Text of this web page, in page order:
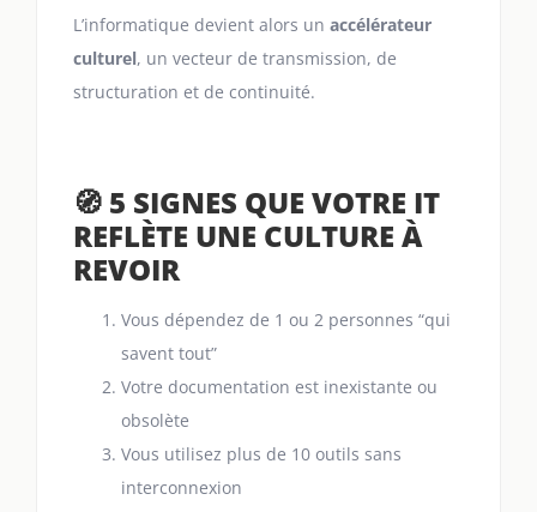
L’informatique devient alors un accélérateur
culturel, un vecteur de transmission, de
structuration et de continuité.
🧭 5 SIGNES QUE VOTRE IT
REFLÈTE UNE CULTURE À
REVOIR
Vous dépendez de 1 ou 2 personnes “qui
savent tout”
Votre documentation est inexistante ou
obsolète
Vous utilisez plus de 10 outils sans
interconnexion